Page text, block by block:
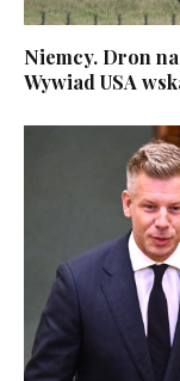
Niemcy. Dron
Wywiad USA